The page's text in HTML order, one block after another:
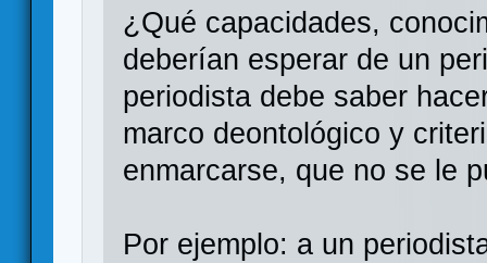
¿Qué capacidades,
deberían esperar de un
periodista debe saber
marco deontológico y
enmarcarse, que no se le
Por ejemplo: a un